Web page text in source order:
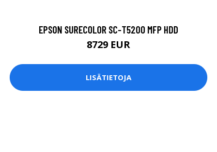
EPSON SURECOLOR SC-T5200 MFP HDD
8729 EUR
LISÄTIETOJA